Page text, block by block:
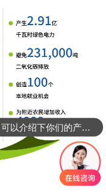
可以介绍下你们的产品么